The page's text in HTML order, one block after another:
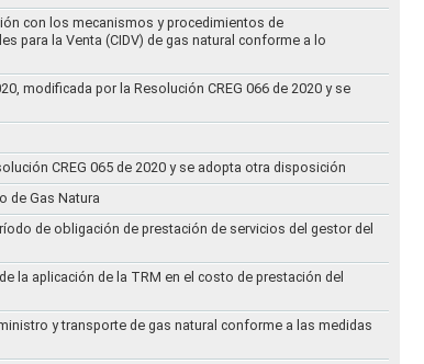
con los mecanismos y procedimientos de
para la Venta (CIDV) de gas natural conforme a lo
modificada por la Resolución CREG 066 de 2020 y se
CREG 065 de 2020 y se adopta otra disposición
de Gas Natura
de obligación de prestación de servicios del gestor del
la aplicación de la TRM en el costo de prestación del
y transporte de gas natural conforme a las medidas